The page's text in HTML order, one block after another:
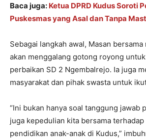
Baca juga: Ketua DPRD Kudus Soroti
Puskesmas yang Asal dan Tanpa
Sebagai langkah awal, Masan
akan menggalang gotong royong
perbaikan SD 2 Ngembalrejo. Ia juga
masyarakat dan pihak swasta untuk
“Ini bukan hanya soal tanggung jawab
juga kepedulian kita bersama terhadap
pendidikan anak-anak di Kudus,”